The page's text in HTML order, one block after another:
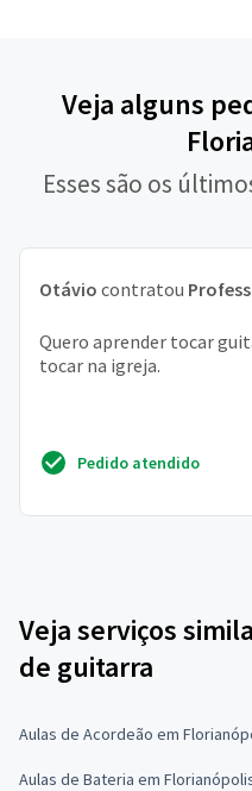
Veja alguns
Esses são os
Otávio contratou
Quero aprender tocar
tocar na igreja.
Pedido atendido
Veja serviços
de guitarra
Aulas de Acordeão em
Aulas de Bateria em